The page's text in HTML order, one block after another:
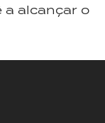
a alcançar o